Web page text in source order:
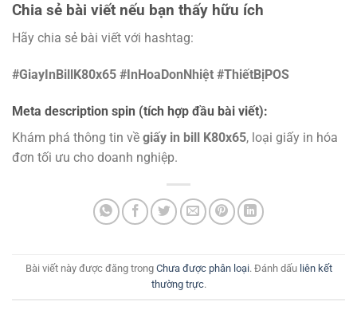
Chia sẻ bài viết nếu bạn thấy hữu ích
Hãy chia sẻ bài viết với hashtag:
#GiayInBillK80x65 #InHoaDonNhiệt #ThiếtBịPOS
Meta description spin (tích hợp đầu bài viết):
Khám phá thông tin về giấy in bill K80x65, loại giấy in hóa
đơn tối ưu cho doanh nghiệp.
Bài viết này được đăng trong Chưa được phân loại. Đánh dấu liên kết
thường trực.